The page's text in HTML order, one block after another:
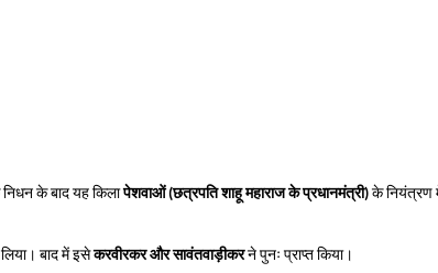
निधन के बाद यह किलापेशवाओं (छत्रपति शाहू महाराज के प्रधानमंत्री) के नियंत्रण
बाद में इसेकरवीरकर और सावंतवाड़ीकरने पुनः प्राप्त किया।